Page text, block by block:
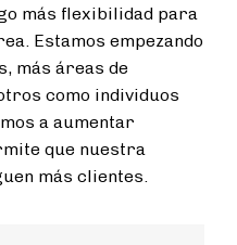
más flexibilidad para
Estamos empezando
más áreas de
como individuos
a aumentar
que nuestra
más clientes.